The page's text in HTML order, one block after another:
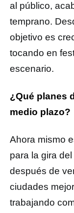
al público,
temprano.
objetivo es
tocando en
escenario.
¿Qué planes
medio plazo?
Ahora mismo
para la gira
después de
ciudades
trabajando